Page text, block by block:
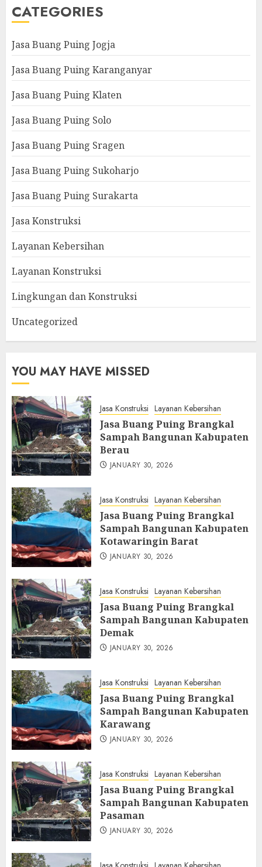
CATEGORIES
Jasa Buang Puing Jogja
Jasa Buang Puing Karanganyar
Jasa Buang Puing Klaten
Jasa Buang Puing Solo
Jasa Buang Puing Sragen
Jasa Buang Puing Sukoharjo
Jasa Buang Puing Surakarta
Jasa Konstruksi
Layanan Kebersihan
Layanan Konstruksi
Lingkungan dan Konstruksi
Uncategorized
YOU MAY HAVE MISSED
Jasa Konstruksi Layanan Kebersihan
Jasa Buang Puing Brangkal
Sampah Bangunan Kabupaten
Berau
JANUARY 30, 2026
Jasa Konstruksi Layanan Kebersihan
Jasa Buang Puing Brangkal
Sampah Bangunan Kabupaten
Kotawaringin Barat
JANUARY 30, 2026
Jasa Konstruksi Layanan Kebersihan
Jasa Buang Puing Brangkal
Sampah Bangunan Kabupaten
Demak
JANUARY 30, 2026
Jasa Konstruksi Layanan Kebersihan
Jasa Buang Puing Brangkal
Sampah Bangunan Kabupaten
Karawang
JANUARY 30, 2026
Jasa Konstruksi Layanan Kebersihan
Jasa Buang Puing Brangkal
Sampah Bangunan Kabupaten
Pasaman
JANUARY 30, 2026